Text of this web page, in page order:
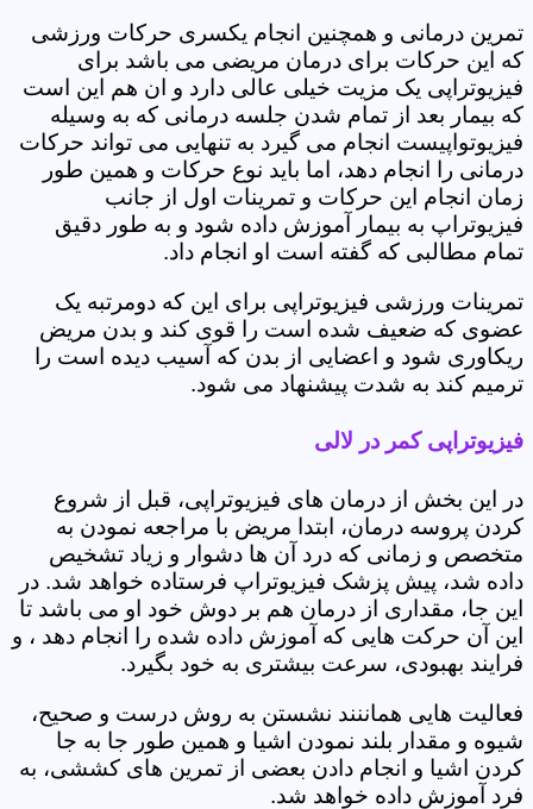
تمرین درمانی و همچنین انجام یکسری حرکات ورزشی
که این حرکات برای درمان مریضی می باشد برای
فیزیوتراپی یک مزیت خیلی عالی دارد و ان هم این است
که بیمار بعد از تمام شدن جلسه درمانی که به وسیله
فیزیوتواپیست انجام می گیرد به تنهایی می تواند حرکات
درمانی را انجام دهد، اما باید نوع حرکات و همین طور
زمان انجام این حرکات و تمرینات اول از جانب
فیزیوتراپ به بیمار آموزش داده شود و به طور دقیق
تمام مطالبی که گفته است او انجام داد.
تمرینات ورزشی فیزیوتراپی برای این که دومرتبه یک
عضوی که ضعیف شده است را قوی کند و بدن مریض
ریکاوری شود و اعضایی از بدن که آسیب دیده است را
ترمیم کند به شدت پیشنهاد می شود.
فیزیوتراپی کمر در لالی
در این بخش از درمان های فیزیوتراپی، قبل از شروع
کردن پروسه درمان، ابتدا مریض با مراجعه نمودن به
متخصص و زمانی که درد آن ها دشوار و زیاد تشخیص
داده شد، پیش پزشک فیزیوتراپ فرستاده خواهد شد. در
این جا، مقداری از درمان هم بر دوش خود او می باشد تا
این آن حرکت هایی که آموزش داده شده را انجام دهد ، و
فرایند بهبودی، سرعت بیشتری به خود بگیرد.
فعالیت هایی هماننند نشستن به روش درست و صحیح،
شیوه و مقدار بلند نمودن اشیا و همین طور جا به جا
کردن اشیا و انجام دادن بعضی از تمرین های کششی، به
فرد آموزش داده خواهد شد.